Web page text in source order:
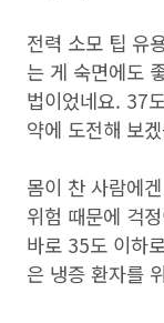
전력 소모 팁 유
는 게 숙면에도
법이었네요. 37
약에 도전해 보
몸이 찬 사람에
위험 때문에 걱
바로 35도 이하
은 냉증 환자를